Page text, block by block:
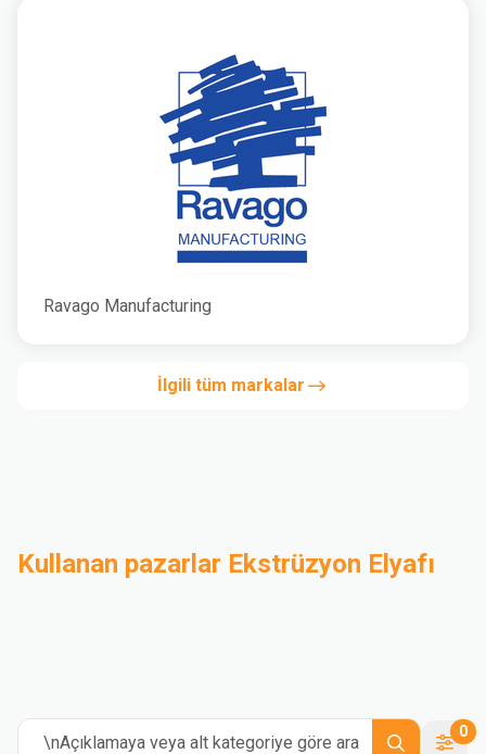
Ravago Manufacturing
İlgili tüm markalar
Kullanan pazarlar Ekstrüzyon Elyafı
\nAçıklamaya veya alt kategoriye göre ara
0